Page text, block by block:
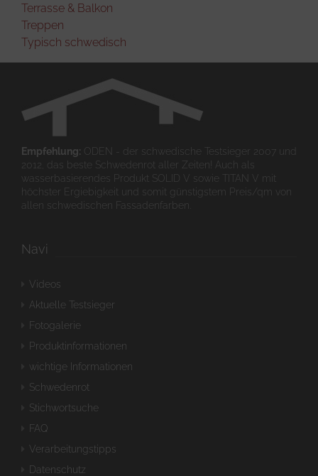
Terrasse & Balkon
Treppen
Typisch schwedisch
Empfehlung: ODEN - der schwedische Testsieger 2007 und
2012, das beste Schwedenrot aller Zeiten! Auch als
wasserbasierendes Produkt SOLID V sowie TITAN V mit
höchster Ergiebigkeit und somit günstigstem Preis/qm von
allen schwedischen Fassadenfarben.
Navi
Videos
Aktuelle Testsieger
Fotogalerie
Produktinformationen
wichtige Informationen
Schwedenrot
Stichwortsuche
FAQ
Verarbeitungstipps
Datenschutz